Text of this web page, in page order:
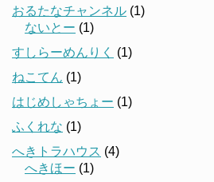
おるたなチャンネル (1)
ないとー (1)
すしらーめんりく
(1)
ねこてん (1)
はじめしゃちょー (1)
ふくれな (1)
へきトラハウス (4)
へきほー (1)